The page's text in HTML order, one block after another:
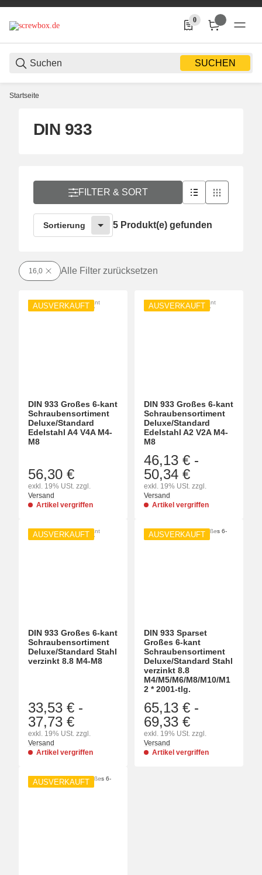
SUCHEN
0
0 Produkte in der Liste
Startseite
DIN 933
FILTER & SORT
Sortierung 5 Produkt(e) gefunden
16,0 Alle Filter zurücksetzen
AUSVERKAUFT
DIN 933 Großes 6-kant
Schraubensortiment
Deluxe/Standard
Edelstahl A4 V4A M4-
M8
56,30 €
exkl. 19% USt. zzgl.
Versand
Artikel vergriffen
AUSVERKAUFT
DIN 933 Großes 6-kant
Schraubensortiment
Deluxe/Standard
Edelstahl A2 V2A M4-
M8
46,13 € -
50,34 €
exkl. 19% USt. zzgl.
Versand
Artikel vergriffen
AUSVERKAUFT
DIN 933 Großes 6-kant
Schraubensortiment
Deluxe/Standard Stahl
verzinkt 8.8 M4-M8
33,53 € -
37,73 €
exkl. 19% USt. zzgl.
Versand
Artikel vergriffen
AUSVERKAUFT
DIN 933 Sparset
Großes 6-kant
Schraubensortiment
Deluxe/Standard Stahl
verzinkt 8.8
M4/M5/M6/M8/M10/M1
2 * 2001-tlg.
65,13 € -
69,33 €
exkl. 19% USt. zzgl.
Versand
Artikel vergriffen
AUSVERKAUFT